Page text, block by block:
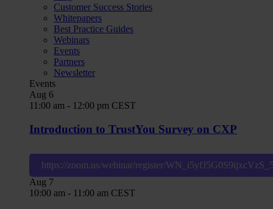
Customer Success Stories
Whitepapers
Best Practice Guides
Webinars
Events
Partners
Newsletter
Events
Aug 6
11:00 am - 12:00 pm CEST
Introduction to TrustYou Survey on CXP
https://zoom.us/webinar/register/
Aug 7
10:00 am - 11:00 am CEST